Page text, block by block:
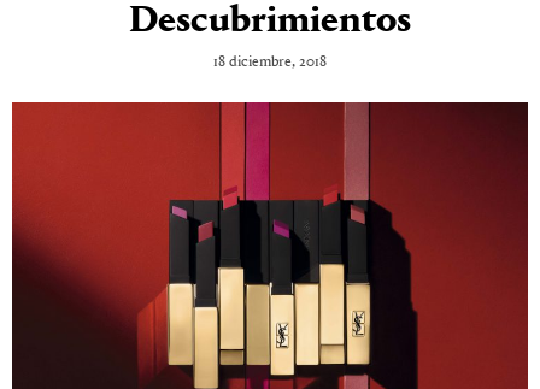
Descubrimientos
18 diciembre, 2018